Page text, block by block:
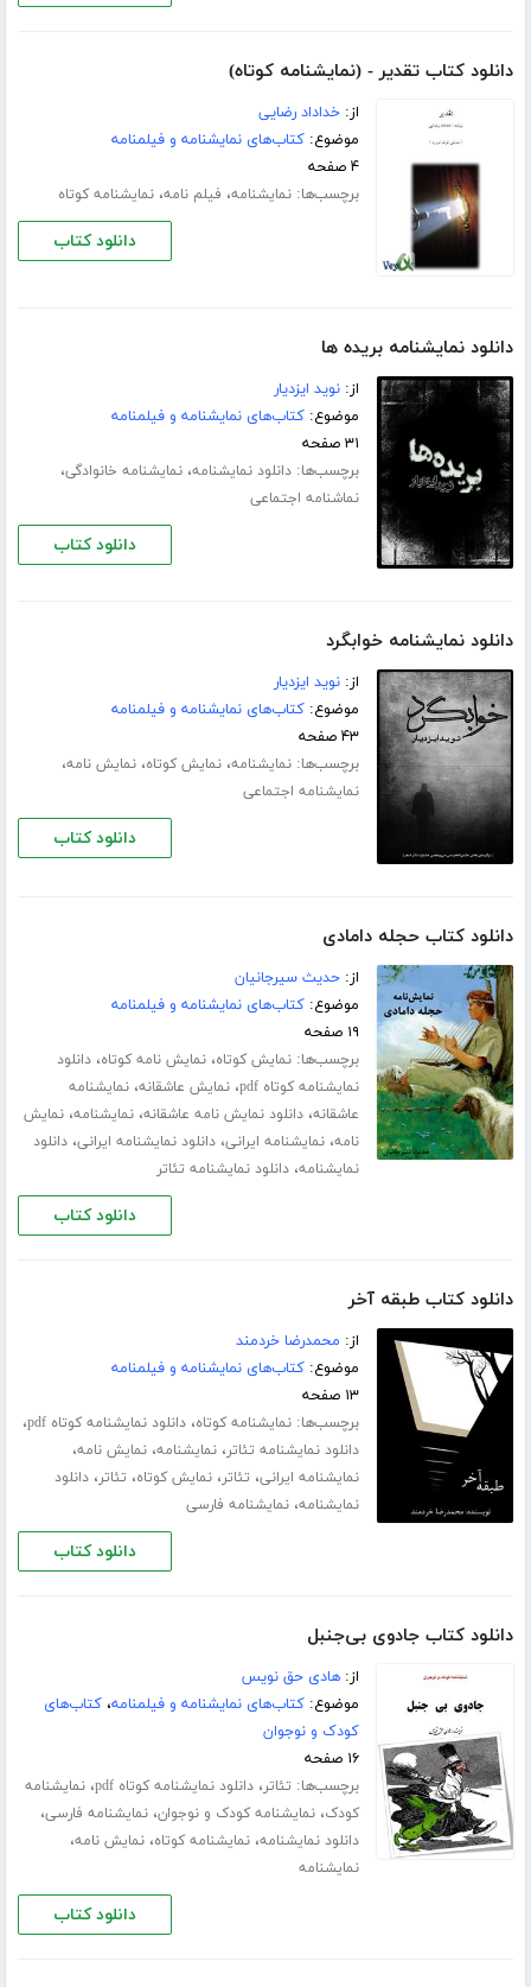
دانلود کتاب تقدیر - (نمایشنامه کوتاه)
از:خداداد رضایی
موضوع:کتاب‌های نمایشنامه و فیلمنامه
۴ صفحه
برچسب‌ها:نمایشنامه، فیلم نامه،نمایشنامه کوتاه
دانلود کتاب
دانلود نمایشنامه بریده ها
از:نوید ایزدیار
موضوع:کتاب‌های نمایشنامه و فیلمنامه
۳۱ صفحه
برچسب‌ها:دانلود نمایشنامه،نمایشنامه خانوادگی،
نماشنامه اجتماعی
دانلود کتاب
دانلود نمایشنامه خوابگرد
از:نوید ایزدیار
موضوع:کتاب‌های نمایشنامه و فیلمنامه
۴۳ صفحه
برچسب‌ها:نمایشنامه،نمایش کوتاه،نمایش نامه،
نمایشنامه اجتماعی
دانلود کتاب
دانلود کتاب حجله دامادی
از:حدیث سیرجانیان
موضوع:کتاب‌های نمایشنامه و فیلمنامه
۱۹ صفحه
برچسب‌ها:نمایش کوتاه،نمایش نامه کوتاه،دانلود
نمایشنامه کوتاه pdf
،نمایش عاشقانه،نمایشنامه
عاشقانه،دانلود نمایش نامه عاشقانه،نمایشنامه،نمایش
نامه،نمایشنامه ایرانی،دانلود نمایشنامه ایرانی،دانلود
نمایشنامه،دانلود نمایشنامه تئاتر
دانلود کتاب
دانلود کتاب طبقه آخر
از: محمدرضا خردمند
موضوع:کتاب‌های نمایشنامه و فیلمنامه
۱۳ صفحه
برچسب‌ها:نمایشنامه کوتاه،دانلود نمایشنامه کوتاه pdf ،
دانلود نمایشنامه تئاتر،نمایشنامه،نمایش نامه،
نمایشنامه ایرانی، تئاتر،نمایش کوتاه، تئاتر،دانلود
نمایشنامه،نمایشنامه فارسی
دانلود کتاب
دانلود کتاب جادوی بی‌جنبل
از:هادی حق نویس
موضوع:کتاب‌های نمایشنامه و فیلمنامه،کتاب‌های
کودک و نوجوان
۱۶ صفحه
برچسب‌ها: تئاتر،دانلود نمایشنامه کوتاه pdf ،نمایشنامه
کودک،نمایشنامه کودک و نوجوان،نمایشنامه فارسی،
دانلود نمایشنامه،نمایشنامه کوتاه،نمایش نامه،
نمایشنامه
دانلود کتاب